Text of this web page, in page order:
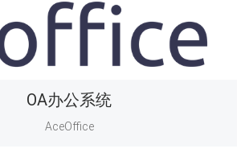
OA办公系统
AceOffice